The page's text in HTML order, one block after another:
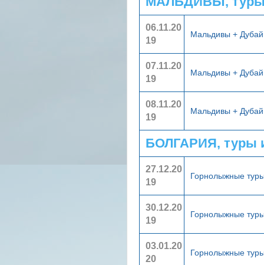
06.11.20
19
Мальдивы +
07.11.20
19
Мальдивы +
08.11.20
19
Мальдивы +
БОЛГАРИЯ, туры
27.12.20
19
Горнолыжные
30.12.20
19
Горнолыжные
03.01.20
20
Горнолыжные